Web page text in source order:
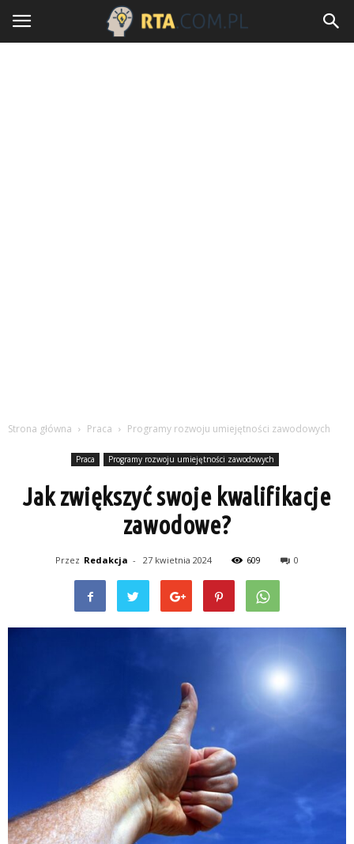
Strona główna Praca Programy rozwoju umiejętności zawodowych
Praca Programy rozwoju umiejętności zawodowych
Jak zwiększyć swoje kwalifikacje
zawodowe?
Przez Redakcja - 27 kwietnia 2024 609 0